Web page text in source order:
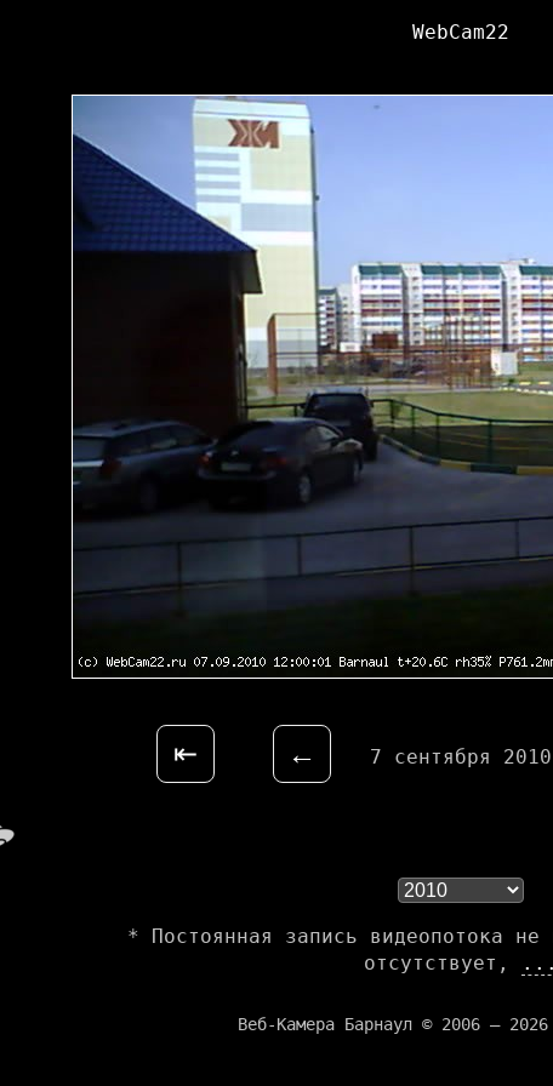
WebCam22
⇤ ← 7 сентября 2010
* Постоянная запись видеопотока
отсутствует,
...
Веб-Камера Барнаул © 2006 — 2026